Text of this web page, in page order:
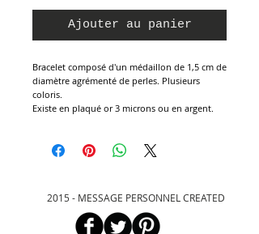
Ajouter au panier
Bracelet composé d'un médaillon de 1,5 cm de
diamètre agrémenté de perles. Plusieurs
coloris.
Existe en plaqué or 3 microns ou en argent.
2015 - MESSAGE PERSONNEL CREATED